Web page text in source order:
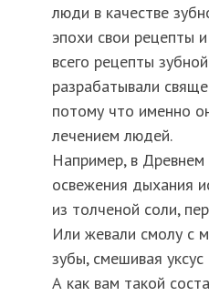
люди в качестве
эпохи свои рецепты
всего рецепты
разрабатывали
потому что именно
лечением людей.
Например, в Древнем
освежения дыхания
из толченой соли,
Или жевали смолу с
зубы, смешивая
А как вам такой